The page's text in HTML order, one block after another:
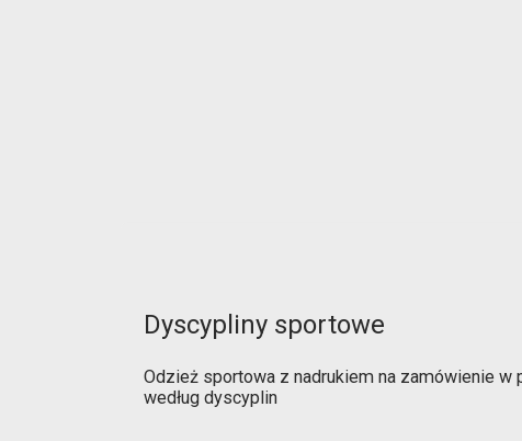
Dyscypliny sportowe
Odzież sportowa z nadrukiem na zamówienie w
według dyscyplin